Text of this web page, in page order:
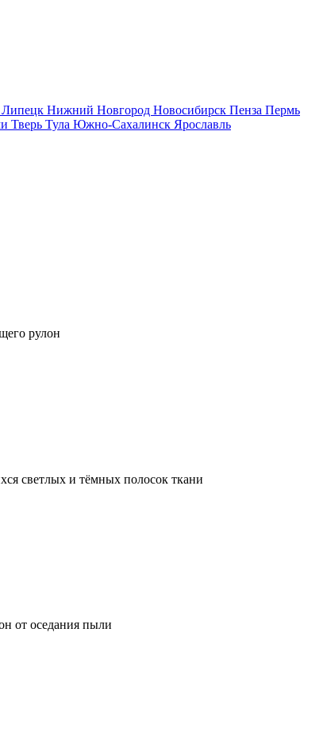
Липецк Нижний Новгород Новосибирск Пенза Пермь
Тверь Тула Южно-Сахалинск Ярославль
рулон
светлых и тёмных полосок ткани
от оседания пыли